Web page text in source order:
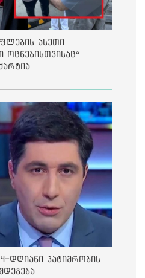
ასეთი
დღიანი პატიმრობის